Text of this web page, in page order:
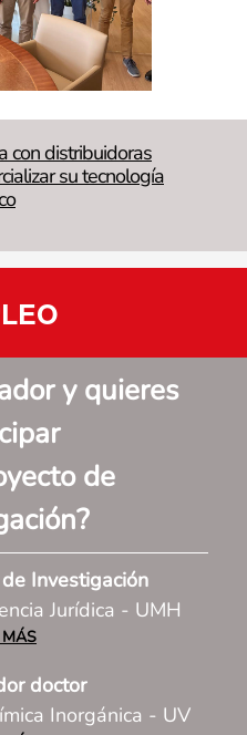
con distribuidoras
su tecnología
y quieres
de
?
Investigación
Jurídica - UMH
MÁS
doctor
Inorgánica - UV